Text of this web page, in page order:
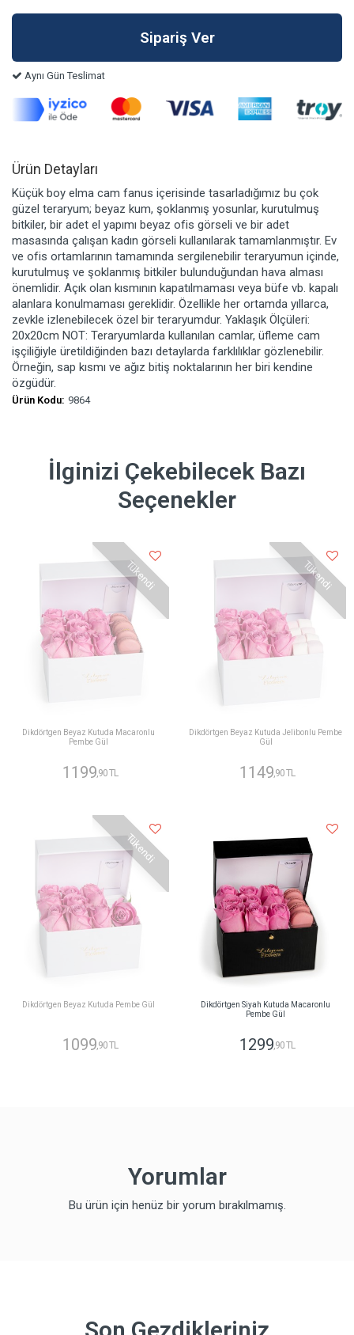
Aynı Gün Teslimat
Ürün Detayları
Küçük boy elma cam fanus içerisinde tasarladığımız bu çok
güzel teraryum; beyaz kum, şoklanmış yosunlar, kurutulmuş
bitkiler, bir adet el yapımı beyaz ofis görseli ve bir adet
masasında çalışan kadın görseli kullanılarak tamamlanmıştır. Ev
ve ofis ortamlarının tamamında sergilenebilir teraryumun içinde,
kurutulmuş ve şoklanmış bitkiler bulunduğundan hava alması
önemlidir. Açık olan kısmının kapatılmaması veya büfe vb. kapalı
alanlara konulmaması gereklidir. Özellikle her ortamda yıllarca,
zevkle izlenebilecek özel bir teraryumdur. Yaklaşık Ölçüleri:
20x20cm NOT: Teraryumlarda kullanılan camlar, üfleme cam
işçiliğiyle üretildiğinden bazı detaylarda farklılıklar gözlenebilir.
Örneğin, sap kısmı ve ağız bitiş noktalarının her biri kendine
özgüdür.
Ürün Kodu: 9864
İlginizi Çekebilecek Bazı
Seçenekler
Tükendi
Dikdörtgen Beyaz Kutuda Macaronlu
Pembe Gül
1199 ,90 TL
Tükendi
Dikdörtgen Beyaz Kutuda Jelibonlu Pembe
Gül
1149 ,90 TL
Tükendi
Dikdörtgen Beyaz Kutuda Pembe Gül
1099,90 TL
Dikdörtgen Siyah Kutuda Macaronlu
Pembe Gül
1299,90 TL
Yorumlar
Bu ürün için henüz bir yorum bırakılmamış.